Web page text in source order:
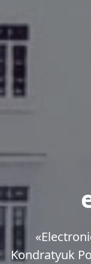
Kondratyuk